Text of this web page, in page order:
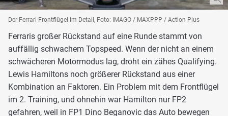
Der Ferrari-Frontflügel im Detail, Foto: IMAGO / MAXPPP / Action Plus
Ferraris großer Rückstand auf eine Runde stammt von
auffällig schwachem Topspeed. Wenn der nicht an einem
schwächeren Motormodus lag, droht ein zähes Qualifying.
Lewis Hamiltons noch größerer Rückstand aus einer
Kombination an Faktoren. Ein Problem mit dem Frontflügel
im 2. Training, und ohnehin war Hamilton nur FP2
gefahren, weil in FP1 Dino Beganovic das Auto bewegen